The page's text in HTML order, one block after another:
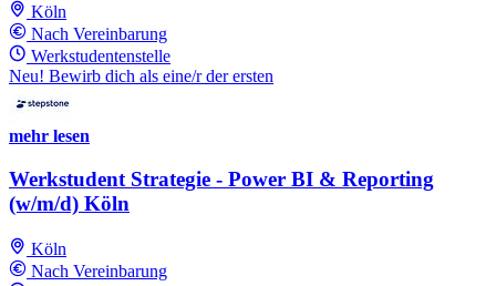
Köln
Nach Vereinbarung
Werkstudentenstelle
Neu! Bewirb dich als eine/r der ersten
mehr lesen
Werkstudent Strategie - Power BI & Reporting
(w/m/d) Köln
Köln
Nach Vereinbarung